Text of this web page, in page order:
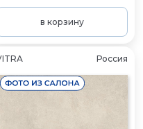
в корзину
Россия